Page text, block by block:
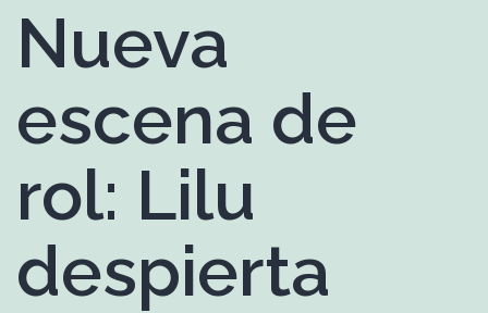
Nueva
escena de
rol: Lilu
despierta